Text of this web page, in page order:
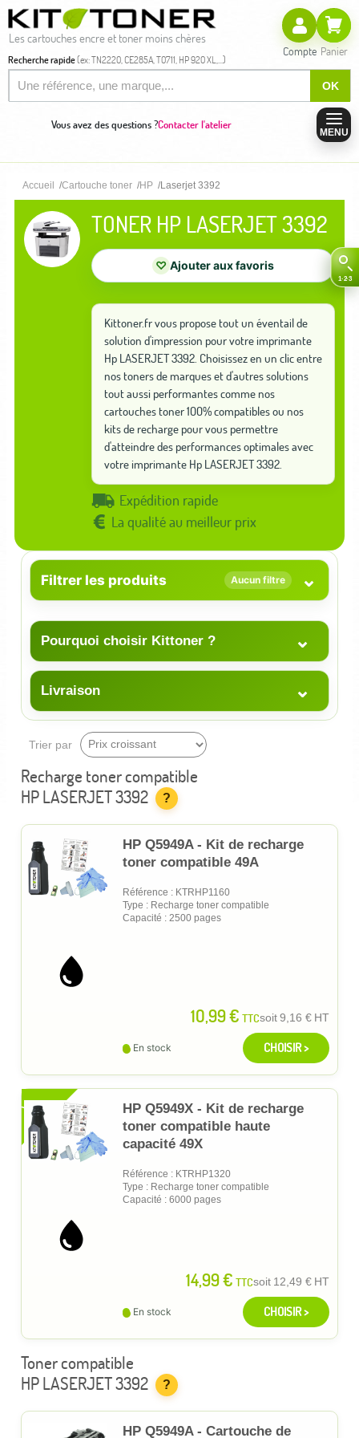
Les cartouches encre et toner moins chères
Recherche rapide(ex: TN2220, CE285A, T0711, HP 920 XL,...)
OK
Compte Panier
Vous avez des questions ?Contacter l'atelier
MENU
Accueil Cartouche toner HP Laserjet 3392
TONER HP LASERJET 3392
♡ Ajouter aux favoris
Kittoner.fr vous propose tout un éventail de
solution d'impression pour votre imprimante
Hp LASERJET 3392. Choisissez en un clic entre
nos toners de marques et d'autres solutions
tout aussi performantes comme nos
cartouches toner 100% compatibles ou nos
kits de recharge pour vous permettre
d'atteindre des performances optimales avec
votre imprimante Hp LASERJET 3392.
Expédition rapide
La qualité au meilleur prix
Filtrer les produits Aucun filtre ⌄
Pourquoi choisir Kittoner ? ⌄
Livraison ⌄
Trier par
Recharge toner compatible
HP LASERJET 3392
?
HP Q5949A - Kit de recharge
toner compatible 49A
Référence : KTRHP1160
Type : Recharge toner compatible
Capacité : 2500 pages
10,99 € TTCsoit9,16 € HT
En stock CHOISIR >
XL
HP Q5949X - Kit de recharge
toner compatible haute
capacité 49X
Référence : KTRHP1320
Type : Recharge toner compatible
Capacité : 6000 pages
14,99 € TTCsoit 12,49 € HT
En stock CHOISIR >
Toner compatible
HP LASERJET 3392
?
HP Q5949A - Cartouche de